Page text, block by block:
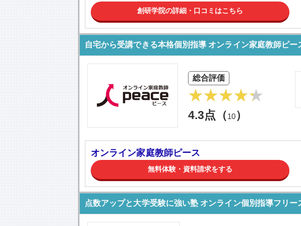
創研学院の詳細・口コミはこちら
自宅から受講できる本格個別指導 オンライン家庭教師ピー
総合評価
4.3点（10）
オンライン家庭教師ピース
無料体験・資料請求をする
点数アップと大学受験に強い塾 オンライン個別指導フリ